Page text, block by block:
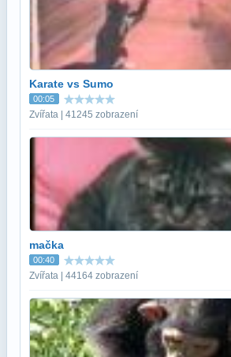
Karate vs Sumo
00:05
Zvířata | 41245 zobrazení
mačka
00:40
Zvířata | 44164 zobrazení